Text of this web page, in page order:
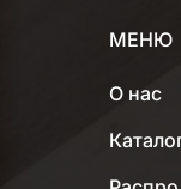
МЕНЮ
О нас